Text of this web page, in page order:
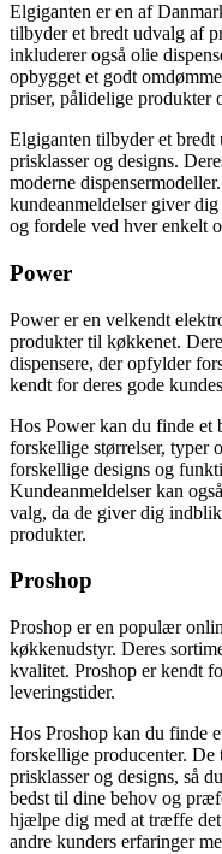
Elgiganten er en af
tilbyder et bredt udvalg af
inkluderer også olie
opbygget et godt
priser, pålidelige produkter
Elgiganten tilbyder et
prisklasser og designs.
moderne
kundeanmeldelser giver
og fordele ved hver enkelt
Power
Power er en velkendt
produkter til køkkenet.
dispensere, der opfylder
kendt for deres gode
Hos Power kan du finde et
forskellige størrelser, typer
forskellige designs og
Kundeanmeldelser kan
valg, da de giver dig
produkter.
Proshop
Proshop er en populær
køkkenudstyr. Deres
kvalitet. Proshop er kendt
leveringstider.
Hos Proshop kan du finde
forskellige producenter.
prisklasser og designs, så
bedst til dine behov og
hjælpe dig med at træffe
andre kunders erfaringer